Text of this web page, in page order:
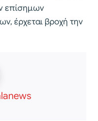
επίσημων
έρχεται βροχή την